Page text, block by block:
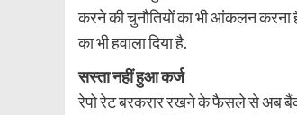
करने की चुनौतियों का भी आंकलन करना
का भी हवाला दिया है.
सस्ता नहीं हुआ कर्ज
रेपो रेट बरकरार रखने के फैसले से अब बैंकों